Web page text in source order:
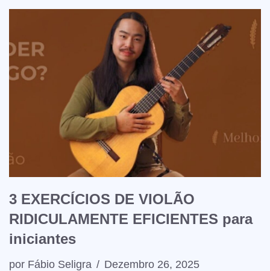
3 EXERCÍCIOS DE VIOLÃO
RIDICULAMENTE EFICIENTES para
iniciantes
por Fábio Seligra Dezembro 26, 2025